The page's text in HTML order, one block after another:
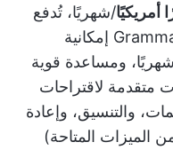
/شهريًا، تُدفع
سنويًا (يوفر Grammarly Premium إمكانية
مطالبة شهريًا، ومساعدة قوية
متقدمة لاقتراحات
والتنسيق، وإعادة
الميزات المتاحة)